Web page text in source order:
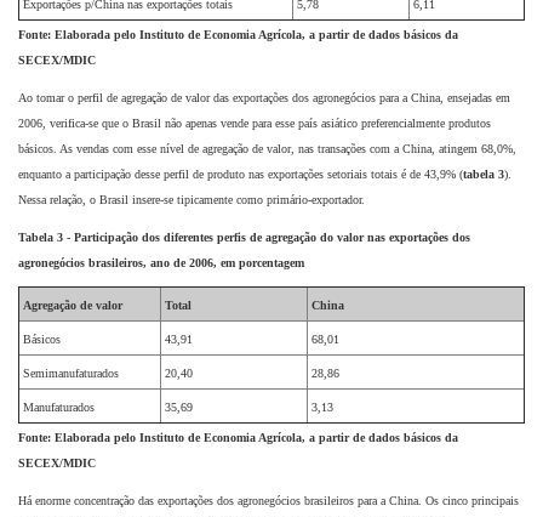
Exportações p/China nas exportações totais 5,78 6,11
Fonte: Elaborada pelo Instituto de Economia Agrícola, a partir de dados básicos da
SECEX/MDIC
Ao tomar o perfil de agregação de valor das exportações dos agronegócios para a China, ensejadas em
2006, verifica-se que o Brasil não apenas vende para esse país asiático preferencialmente produtos
básicos. As vendas com esse nível de agregação de valor, nas transações com a China, atingem 68,0%,
enquanto a participação desse perfil de produto nas exportações setoriais totais é de 43,9% (tabela 3).
Nessa relação, o Brasil insere-se tipicamente como primário-exportador.
Tabela 3 - Participação dos diferentes perfis de agregação do valor nas exportações dos
agronegócios brasileiros, ano de 2006, em porcentagem
Agregação de valor Total China
Básicos 43,91 68,01
Semimanufaturados 20,40 28,86
Manufaturados 35,69 3,13
Fonte: Elaborada pelo Instituto de Economia Agrícola, a partir de dados básicos da
SECEX/MDIC
Há enorme concentração das exportações dos agronegócios brasileiros para a China. Os cinco principais